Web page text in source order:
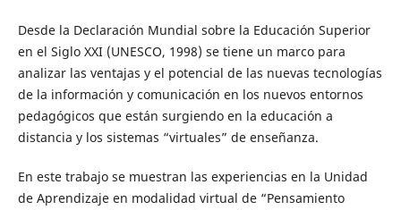
Desde la Declaración Mundial sobre la Educación Superior
en el Siglo XXI (UNESCO, 1998) se tiene un marco para
analizar las ventajas y el potencial de las nuevas tecnologías
de la información y comunicación en los nuevos entornos
pedagógicos que están surgiendo en la educación a
distancia y los sistemas “virtuales” de enseñanza.
En este trabajo se muestran las experiencias en la Unidad
de Aprendizaje en modalidad virtual de “Pensamiento